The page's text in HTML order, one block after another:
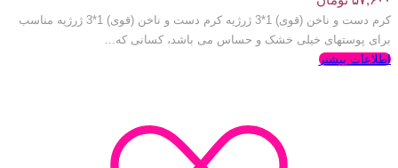
کرم دست و ناخن (قوی) 1*3 ژرژیه کرم دست و ناخن (قوی) 1*3 ژرژیه مناسب
برای پوستهای خیلی خشک و حساس می باشد، کسانی که...
اطلاعات بیشتر